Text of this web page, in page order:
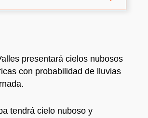
presentará cielos nubosos
con probabilidad de lluvias
tendrá cielo nuboso y